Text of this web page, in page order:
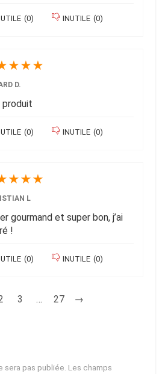
UTILE (0) INUTILE (0)
★★★
D.
produit
UTILE (0) INUTILE (0)
★★★
L
gourmand et super bon, j’ai
!
UTILE (0) INUTILE (0)
3 … 27 →
sera pas publiée. Les champs